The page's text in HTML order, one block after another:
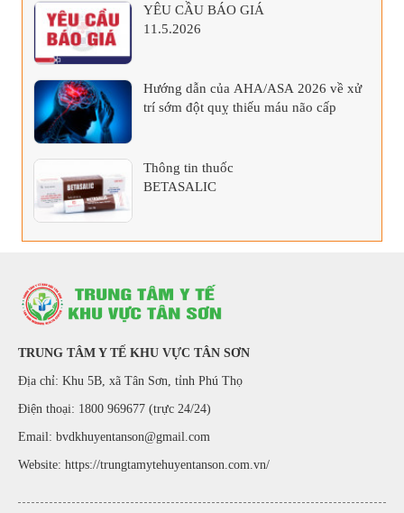
YÊU CẦU BÁO GIÁ
11.5.2026
Hướng dẫn của AHA/ASA 2026 về xử
trí sớm đột quỵ thiếu máu não cấp
Thông tin thuốc
BETASALIC
TRUNG TÂM Y TẾ KHU VỰC TÂN SƠN
Địa chỉ: Khu 5B, xã Tân Sơn, tỉnh Phú Thọ
Điện thoại: 1800 969677 (trực 24/24)
Email: bvdkhuyentanson@gmail.com
Website: https://trungtamytehuyentanson.com.vn/